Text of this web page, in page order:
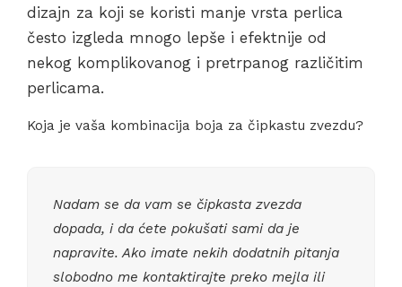
dizajn za koji se koristi manje vrsta perlica
često izgleda mnogo lepše i efektnije od
nekog komplikovanog i pretrpanog različitim
perlicama.
Koja je vaša kombinacija boja za čipkastu zvezdu?
Nadam se da vam se čipkasta zvezda
dopada, i da ćete pokušati sami da je
napravite. Ako imate nekih dodatnih pitanja
slobodno me kontaktirajte preko mejla ili